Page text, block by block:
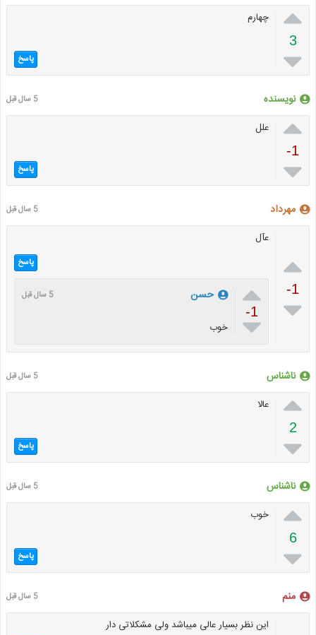

3

چهارم
پاسخ
نویسنده 5 سال قبل

-1

علل
پاسخ
مهرداد 5 سال قبل

-1

عآل
پاسخ

-1

حسن 5 سال قبل
خوب
ناشناس 5 سال قبل

2

عالا
پاسخ
ناشناس 5 سال قبل

6

خوب
پاسخ
منم 5 سال قبل
این نظر بسیار عالی میباشد ولی مشکلاتی دار